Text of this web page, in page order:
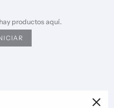
productos aquí.